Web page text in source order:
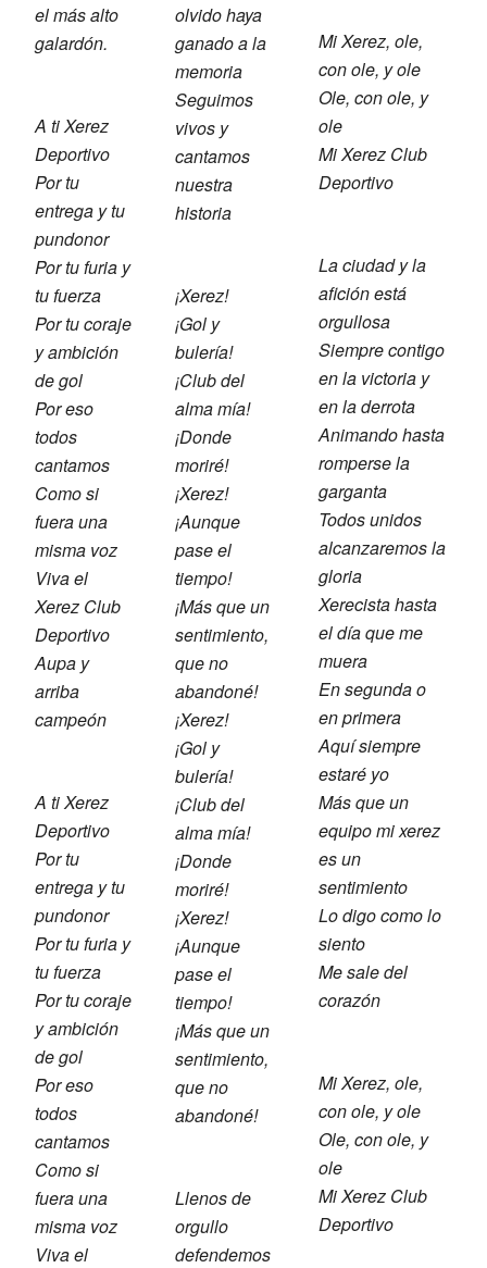
el más alto
galardón.
A ti Xerez
Deportivo
Por tu
entrega y tu
pundonor
Por tu furia y
tu fuerza
Por tu coraje
y ambición
de gol
Por eso
todos
cantamos
Como si
fuera una
misma voz
Viva el
Xerez Club
Deportivo
Aupa y
arriba
campeón
A ti Xerez
Deportivo
Por tu
entrega y tu
pundonor
Por tu furia y
tu fuerza
Por tu coraje
y ambición
de gol
Por eso
todos
cantamos
Como si
fuera una
misma voz
Viva el
olvido haya
ganado a la
memoria
Seguimos
vivos y
cantamos
nuestra
historia
¡Xerez!
¡Gol y
bulería!
¡Club del
alma mía!
¡Donde
moriré!
¡Xerez!
¡Aunque
pase el
tiempo!
¡Más que un
sentimiento,
que no
abandoné!
¡Xerez!
¡Gol y
bulería!
¡Club del
alma mía!
¡Donde
moriré!
¡Xerez!
¡Aunque
pase el
tiempo!
¡Más que un
sentimiento,
que no
abandoné!
Llenos de
orgullo
defendemos
Mi Xerez, ole,
con ole, y ole
Ole, con ole, y
ole
Mi Xerez Club
Deportivo
La ciudad y la
afición está
orgullosa
Siempre contigo
en la victoria y
en la derrota
Animando hasta
romperse la
garganta
Todos unidos
alcanzaremos la
gloria
Xerecista hasta
el día que me
muera
En segunda o
en primera
Aquí siempre
estaré yo
Más que un
equipo mi xerez
es un
sentimiento
Lo digo como lo
siento
Me sale del
corazón
Mi Xerez, ole,
con ole, y ole
Ole, con ole, y
ole
Mi Xerez Club
Deportivo